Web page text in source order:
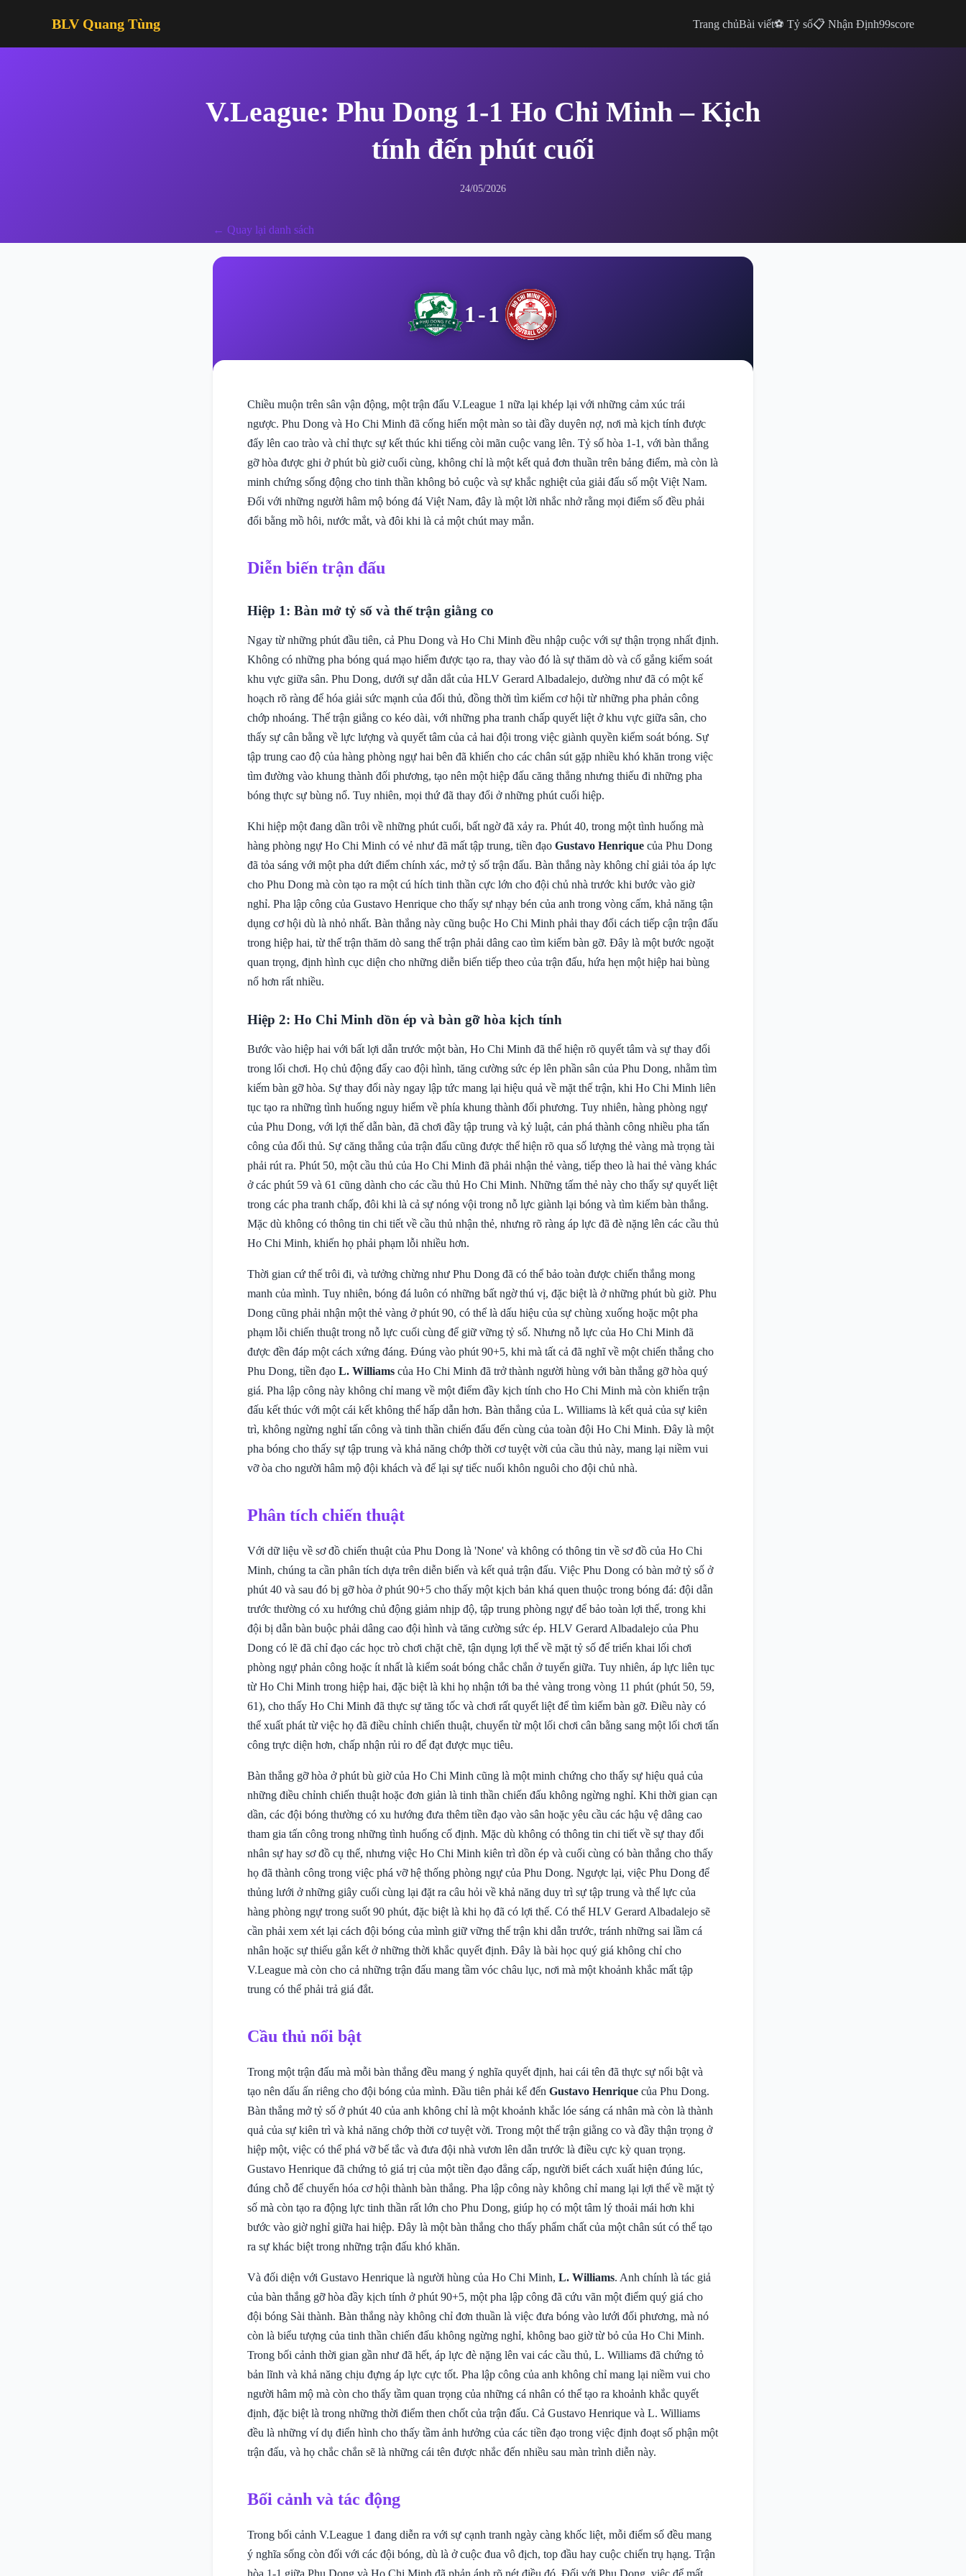
BLV Quang Tùng Trang chủBài viết⚽ Tỷ số📋 Nhận Định99score
V.League: Phu Dong 1-1 Ho Chi Minh – Kịch
tính đến phút cuối
24/05/2026
← Quay lại danh sách
1-1
Chiều muộn trên sân vận động, một trận đấu V.League 1 nữa lại khép lại với những cảm xúc trái
ngược. Phu Dong và Ho Chi Minh đã cống hiến một màn so tài đầy duyên nợ, nơi mà kịch tính được
đẩy lên cao trào và chỉ thực sự kết thúc khi tiếng còi mãn cuộc vang lên. Tỷ số hòa 1-1, với bàn thắng
gỡ hòa được ghi ở phút bù giờ cuối cùng, không chỉ là một kết quả đơn thuần trên bảng điểm, mà còn là
minh chứng sống động cho tinh thần không bỏ cuộc và sự khắc nghiệt của giải đấu số một Việt Nam.
Đối với những người hâm mộ bóng đá Việt Nam, đây là một lời nhắc nhở rằng mọi điểm số đều phải
đổi bằng mồ hôi, nước mắt, và đôi khi là cả một chút may mắn.
Diễn biến trận đấu
Hiệp 1: Bàn mở tỷ số và thế trận giằng co
Ngay từ những phút đầu tiên, cả Phu Dong và Ho Chi Minh đều nhập cuộc với sự thận trọng nhất định.
Không có những pha bóng quá mạo hiểm được tạo ra, thay vào đó là sự thăm dò và cố gắng kiểm soát
khu vực giữa sân. Phu Dong, dưới sự dẫn dắt của HLV Gerard Albadalejo, dường như đã có một kế
hoạch rõ ràng để hóa giải sức mạnh của đối thủ, đồng thời tìm kiếm cơ hội từ những pha phản công
chớp nhoáng. Thế trận giằng co kéo dài, với những pha tranh chấp quyết liệt ở khu vực giữa sân, cho
thấy sự cân bằng về lực lượng và quyết tâm của cả hai đội trong việc giành quyền kiểm soát bóng. Sự
tập trung cao độ của hàng phòng ngự hai bên đã khiến cho các chân sút gặp nhiều khó khăn trong việc
tìm đường vào khung thành đối phương, tạo nên một hiệp đấu căng thẳng nhưng thiếu đi những pha
bóng thực sự bùng nổ. Tuy nhiên, mọi thứ đã thay đổi ở những phút cuối hiệp.
Khi hiệp một đang dần trôi về những phút cuối, bất ngờ đã xảy ra. Phút 40, trong một tình huống mà
hàng phòng ngự Ho Chi Minh có vẻ như đã mất tập trung, tiền đạo Gustavo Henrique của Phu Dong
đã tỏa sáng với một pha dứt điểm chính xác, mở tỷ số trận đấu. Bàn thắng này không chỉ giải tỏa áp lực
cho Phu Dong mà còn tạo ra một cú hích tinh thần cực lớn cho đội chủ nhà trước khi bước vào giờ
nghỉ. Pha lập công của Gustavo Henrique cho thấy sự nhạy bén của anh trong vòng cấm, khả năng tận
dụng cơ hội dù là nhỏ nhất. Bàn thắng này cũng buộc Ho Chi Minh phải thay đổi cách tiếp cận trận đấu
trong hiệp hai, từ thế trận thăm dò sang thế trận phải dâng cao tìm kiếm bàn gỡ. Đây là một bước ngoặt
quan trọng, định hình cục diện cho những diễn biến tiếp theo của trận đấu, hứa hẹn một hiệp hai bùng
nổ hơn rất nhiều.
Hiệp 2: Ho Chi Minh dồn ép và bàn gỡ hòa kịch tính
Bước vào hiệp hai với bất lợi dẫn trước một bàn, Ho Chi Minh đã thể hiện rõ quyết tâm và sự thay đổi
trong lối chơi. Họ chủ động đẩy cao đội hình, tăng cường sức ép lên phần sân của Phu Dong, nhằm tìm
kiếm bàn gỡ hòa. Sự thay đổi này ngay lập tức mang lại hiệu quả về mặt thế trận, khi Ho Chi Minh liên
tục tạo ra những tình huống nguy hiểm về phía khung thành đối phương. Tuy nhiên, hàng phòng ngự
của Phu Dong, với lợi thế dẫn bàn, đã chơi đầy tập trung và kỷ luật, cản phá thành công nhiều pha tấn
công của đối thủ. Sự căng thẳng của trận đấu cũng được thể hiện rõ qua số lượng thẻ vàng mà trọng tài
phải rút ra. Phút 50, một cầu thủ của Ho Chi Minh đã phải nhận thẻ vàng, tiếp theo là hai thẻ vàng khác
ở các phút 59 và 61 cũng dành cho các cầu thủ Ho Chi Minh. Những tấm thẻ này cho thấy sự quyết liệt
trong các pha tranh chấp, đôi khi là cả sự nóng vội trong nỗ lực giành lại bóng và tìm kiếm bàn thắng.
Mặc dù không có thông tin chi tiết về cầu thủ nhận thẻ, nhưng rõ ràng áp lực đã đè nặng lên các cầu thủ
Ho Chi Minh, khiến họ phải phạm lỗi nhiều hơn.
Thời gian cứ thế trôi đi, và tưởng chừng như Phu Dong đã có thể bảo toàn được chiến thắng mong
manh của mình. Tuy nhiên, bóng đá luôn có những bất ngờ thú vị, đặc biệt là ở những phút bù giờ. Phu
Dong cũng phải nhận một thẻ vàng ở phút 90, có thể là dấu hiệu của sự chùng xuống hoặc một pha
phạm lỗi chiến thuật trong nỗ lực cuối cùng để giữ vững tỷ số. Nhưng nỗ lực của Ho Chi Minh đã
được đền đáp một cách xứng đáng. Đúng vào phút 90+5, khi mà tất cả đã nghĩ về một chiến thắng cho
Phu Dong, tiền đạo L. Williams của Ho Chi Minh đã trở thành người hùng với bàn thắng gỡ hòa quý
giá. Pha lập công này không chỉ mang về một điểm đầy kịch tính cho Ho Chi Minh mà còn khiến trận
đấu kết thúc với một cái kết không thể hấp dẫn hơn. Bàn thắng của L. Williams là kết quả của sự kiên
trì, không ngừng nghỉ tấn công và tinh thần chiến đấu đến cùng của toàn đội Ho Chi Minh. Đây là một
pha bóng cho thấy sự tập trung và khả năng chớp thời cơ tuyệt vời của cầu thủ này, mang lại niềm vui
vỡ òa cho người hâm mộ đội khách và để lại sự tiếc nuối khôn nguôi cho đội chủ nhà.
Phân tích chiến thuật
Với dữ liệu về sơ đồ chiến thuật của Phu Dong là 'None' và không có thông tin về sơ đồ của Ho Chi
Minh, chúng ta cần phân tích dựa trên diễn biến và kết quả trận đấu. Việc Phu Dong có bàn mở tỷ số ở
phút 40 và sau đó bị gỡ hòa ở phút 90+5 cho thấy một kịch bản khá quen thuộc trong bóng đá: đội dẫn
trước thường có xu hướng chủ động giảm nhịp độ, tập trung phòng ngự để bảo toàn lợi thế, trong khi
đội bị dẫn bàn buộc phải dâng cao đội hình và tăng cường sức ép. HLV Gerard Albadalejo của Phu
Dong có lẽ đã chỉ đạo các học trò chơi chặt chẽ, tận dụng lợi thế về mặt tỷ số để triển khai lối chơi
phòng ngự phản công hoặc ít nhất là kiểm soát bóng chắc chắn ở tuyến giữa. Tuy nhiên, áp lực liên tục
từ Ho Chi Minh trong hiệp hai, đặc biệt là khi họ nhận tới ba thẻ vàng trong vòng 11 phút (phút 50, 59,
61), cho thấy Ho Chi Minh đã thực sự tăng tốc và chơi rất quyết liệt để tìm kiếm bàn gỡ. Điều này có
thể xuất phát từ việc họ đã điều chỉnh chiến thuật, chuyển từ một lối chơi cân bằng sang một lối chơi tấn
công trực diện hơn, chấp nhận rủi ro để đạt được mục tiêu.
Bàn thắng gỡ hòa ở phút bù giờ của Ho Chi Minh cũng là một minh chứng cho thấy sự hiệu quả của
những điều chỉnh chiến thuật hoặc đơn giản là tinh thần chiến đấu không ngừng nghỉ. Khi thời gian cạn
dần, các đội bóng thường có xu hướng đưa thêm tiền đạo vào sân hoặc yêu cầu các hậu vệ dâng cao
tham gia tấn công trong những tình huống cố định. Mặc dù không có thông tin chi tiết về sự thay đổi
nhân sự hay sơ đồ cụ thể, nhưng việc Ho Chi Minh kiên trì dồn ép và cuối cùng có bàn thắng cho thấy
họ đã thành công trong việc phá vỡ hệ thống phòng ngự của Phu Dong. Ngược lại, việc Phu Dong để
thủng lưới ở những giây cuối cùng lại đặt ra câu hỏi về khả năng duy trì sự tập trung và thể lực của
hàng phòng ngự trong suốt 90 phút, đặc biệt là khi họ đã có lợi thế. Có thể HLV Gerard Albadalejo sẽ
cần phải xem xét lại cách đội bóng của mình giữ vững thế trận khi dẫn trước, tránh những sai lầm cá
nhân hoặc sự thiếu gắn kết ở những thời khắc quyết định. Đây là bài học quý giá không chỉ cho
V.League mà còn cho cả những trận đấu mang tầm vóc châu lục, nơi mà một khoảnh khắc mất tập
trung có thể phải trả giá đắt.
Cầu thủ nổi bật
Trong một trận đấu mà mỗi bàn thắng đều mang ý nghĩa quyết định, hai cái tên đã thực sự nổi bật và
tạo nên dấu ấn riêng cho đội bóng của mình. Đầu tiên phải kể đến Gustavo Henrique của Phu Dong.
Bàn thắng mở tỷ số ở phút 40 của anh không chỉ là một khoảnh khắc lóe sáng cá nhân mà còn là thành
quả của sự kiên trì và khả năng chớp thời cơ tuyệt vời. Trong một thế trận giằng co và đầy thận trọng ở
hiệp một, việc có thể phá vỡ bế tắc và đưa đội nhà vươn lên dẫn trước là điều cực kỳ quan trọng.
Gustavo Henrique đã chứng tỏ giá trị của một tiền đạo đẳng cấp, người biết cách xuất hiện đúng lúc,
đúng chỗ để chuyển hóa cơ hội thành bàn thắng. Pha lập công này không chỉ mang lại lợi thế về mặt tỷ
số mà còn tạo ra động lực tinh thần rất lớn cho Phu Dong, giúp họ có một tâm lý thoải mái hơn khi
bước vào giờ nghỉ giữa hai hiệp. Đây là một bàn thắng cho thấy phẩm chất của một chân sút có thể tạo
ra sự khác biệt trong những trận đấu khó khăn.
Và đối diện với Gustavo Henrique là người hùng của Ho Chi Minh, L. Williams. Anh chính là tác giả
của bàn thắng gỡ hòa đầy kịch tính ở phút 90+5, một pha lập công đã cứu vãn một điểm quý giá cho
đội bóng Sài thành. Bàn thắng này không chỉ đơn thuần là việc đưa bóng vào lưới đối phương, mà nó
còn là biểu tượng của tinh thần chiến đấu không ngừng nghỉ, không bao giờ từ bỏ của Ho Chi Minh.
Trong bối cảnh thời gian gần như đã hết, áp lực đè nặng lên vai các cầu thủ, L. Williams đã chứng tỏ
bản lĩnh và khả năng chịu đựng áp lực cực tốt. Pha lập công của anh không chỉ mang lại niềm vui cho
người hâm mộ mà còn cho thấy tầm quan trọng của những cá nhân có thể tạo ra khoảnh khắc quyết
định, đặc biệt là trong những thời điểm then chốt của trận đấu. Cả Gustavo Henrique và L. Williams
đều là những ví dụ điển hình cho thấy tầm ảnh hưởng của các tiền đạo trong việc định đoạt số phận một
trận đấu, và họ chắc chắn sẽ là những cái tên được nhắc đến nhiều sau màn trình diễn này.
Bối cảnh và tác động
Trong bối cảnh V.League 1 đang diễn ra với sự cạnh tranh ngày càng khốc liệt, mỗi điểm số đều mang
ý nghĩa sống còn đối với các đội bóng, dù là ở cuộc đua vô địch, top đầu hay cuộc chiến trụ hạng. Trận
hòa 1-1 giữa Phu Dong và Ho Chi Minh đã phản ánh rõ nét điều đó. Đối với Phu Dong, việc để mất